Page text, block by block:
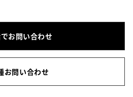
お問い合わせ
お問い合わせ